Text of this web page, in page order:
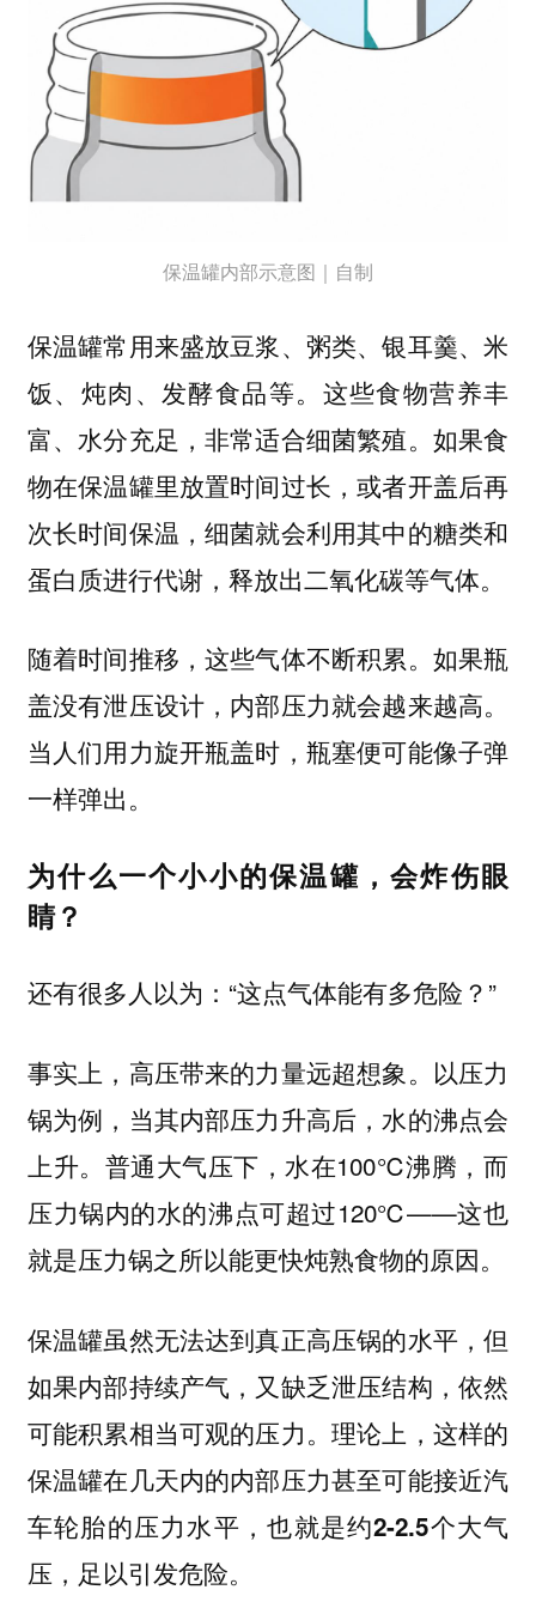
保温罐内部示意图｜自制
保温罐常用来盛放豆浆、粥类、银耳羹、米
饭、炖肉、发酵食品等。这些食物营养丰
富、水分充足，非常适合细菌繁殖。如果食
物在保温罐里放置时间过长，或者开盖后再
次长时间保温，细菌就会利用其中的糖类和
蛋白质进行代谢，释放出二氧化碳等气体。
随着时间推移，这些气体不断积累。如果瓶
盖没有泄压设计，内部压力就会越来越高。
当人们用力旋开瓶盖时，瓶塞便可能像子弹
一样弹出。
为什么一个小小的保温罐，会炸伤眼
睛？
还有很多人以为：“这点气体能有多危险？”
事实上，高压带来的力量远超想象。 以压力
锅为例，当其内部压力升高后，水的沸点会
上升。普通大气压下，水在100℃沸腾，而
压力锅内的水的沸点可超过120℃——这也
就是压力锅之所以能更快炖熟食物的原因。
保温罐虽然无法达到真正高压锅的水平，但
如果内部持续产气，又缺乏泄压结构，依然
可能积累相当可观的压力。理论上，这样的
保温罐在几天内的内部压力甚至可能接近汽
车轮胎的压力水平，也就是约2-2.5个大气
压，足以引发危险。